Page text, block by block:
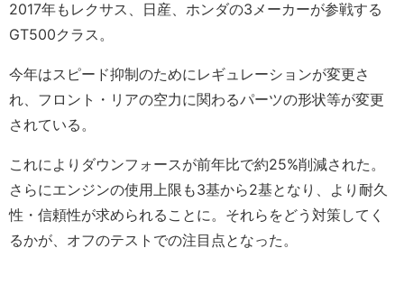
2017年もレクサス、日産、ホンダの3メーカーが参戦する
GT500クラス。
今年はスピード抑制のためにレギュレーションが変更さ
れ、フロント・リアの空力に関わるパーツの形状等が変更
されている。
これによりダウンフォースが前年比で約25%削減された。
さらにエンジンの使用上限も3基から2基となり、より耐久
性・信頼性が求められることに。それらをどう対策してく
るかが、オフのテストでの注目点となった。